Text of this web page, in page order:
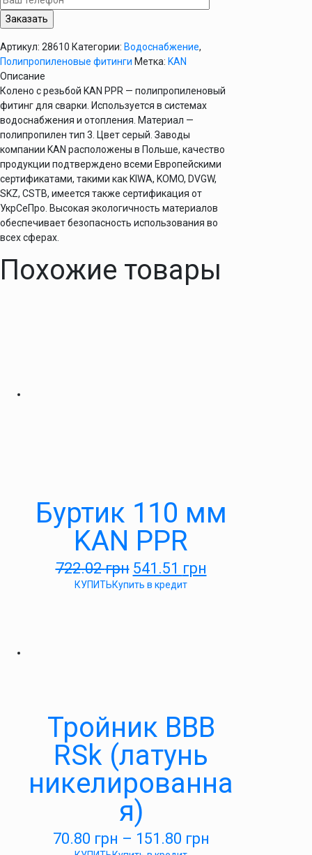
МРН
20х1/2"
PPR
Артикул: 28610 Категории: Водоснабжение,
Полипропиленовые фитинги Метка: KAN
Описание
Колено с резьбой KAN PPR — полипропиленовый
фитинг для сварки. Используется в системах
водоснабжения и отопления. Материал —
полипропилен тип 3. Цвет серый. Заводы
компании KAN расположены в Польше, качество
продукции подтверждено всеми Европейскими
сертификатами, такими как KIWA, KOMO, DVGW,
SKZ, CSTB, имеется также сертификация от
УкрСеПро. Высокая экологичность материалов
обеспечивает безопасность использования во
всех сферах.
Похожие товары
Буртик 110 мм
KAN PPR
722.02грн 541.51 грн
КУПИТЬКупить в кредит
Тройник ВВВ
RSk (латунь
никелированна
я)
70.80 грн – 151.80 грн